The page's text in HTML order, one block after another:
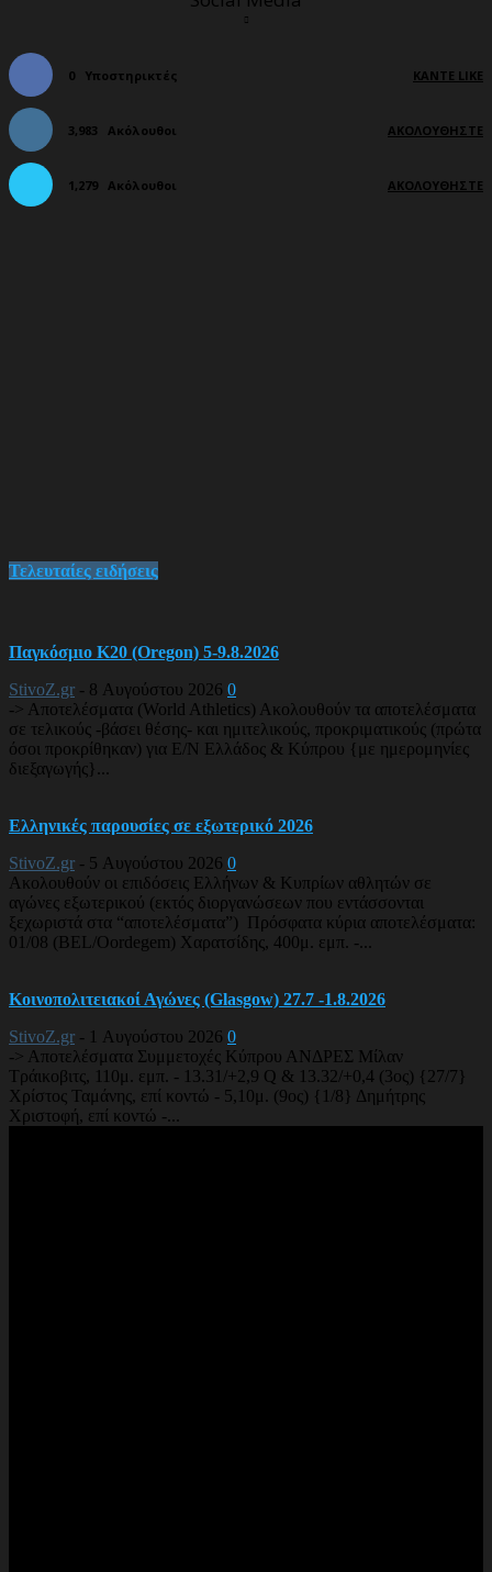
0 Υποστηρικτές ΚΆΝΤΕ LIKE
3,983 Ακόλουθοι ΑΚΟΛΟΥΘΉΣΤΕ
1,279 Ακόλουθοι ΑΚΟΛΟΥΘΉΣΤΕ
Τελευταίες ειδήσεις
Παγκόσμιο Κ20 (Oregon) 5-9.8.2026
StivoZ.gr - 8 Αυγούστου 2026 0
-> Αποτελέσματα (World Athletics) Ακολουθούν τα αποτελέσματα
σε τελικούς -βάσει θέσης- και ημιτελικούς, προκριματικούς (πρώτα
όσοι προκρίθηκαν) για Ε/Ν Ελλάδος & Κύπρου {με ημερομηνίες
διεξαγωγής}...
Ελληνικές παρουσίες σε εξωτερικό 2026
StivoZ.gr - 5 Αυγούστου 2026 0
Ακολουθούν οι επιδόσεις Ελλήνων & Κυπρίων αθλητών σε
αγώνες εξωτερικού (εκτός διοργανώσεων που εντάσσονται
ξεχωριστά στα “αποτελέσματα”) Πρόσφατα κύρια αποτελέσματα:
01/08 (BEL/Oordegem) Χαρατσίδης, 400μ. εμπ. -...
Κοινοπολιτειακοί Αγώνες (Glasgow) 27.7 -1.8.2026
StivoZ.gr - 1 Αυγούστου 2026 0
-> Αποτελέσματα Συμμετοχές Κύπρου ΑΝΔΡΕΣ Μίλαν
Τράικοβιτς, 110μ. εμπ. - 13.31/+2,9 Q & 13.32/+0,4 (3ος) {27/7}
Χρίστος Ταμάνης, επί κοντώ - 5,10μ. (9ος) {1/8} Δημήτρης
Χριστοφή, επί κοντώ -...